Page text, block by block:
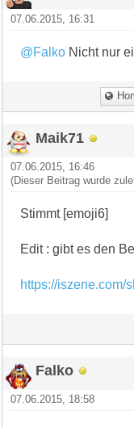
07.06.2015, 16:31
@Falko Nicht nur
Maik71
07.06.2015, 16:46
(Dieser Beitrag wurde
Stimmt [emoji6]
Edit : gibt es den
https://iszene.com/
Falko
07.06.2015, 18:58